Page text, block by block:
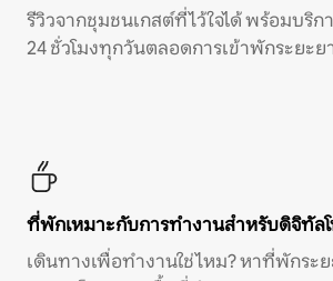
รีวิวจากชุมชนเกสต์ที่ไว้ใจได้ พร้อมบริ
24 ชั่วโมงทุกวันตลอดการเข้าพักระยะย
ที่พักเหมาะกับการทำงานสำหรับดิจิทัล
เดินทางเพื่อทำงานใช่ไหม? หาที่พักระ